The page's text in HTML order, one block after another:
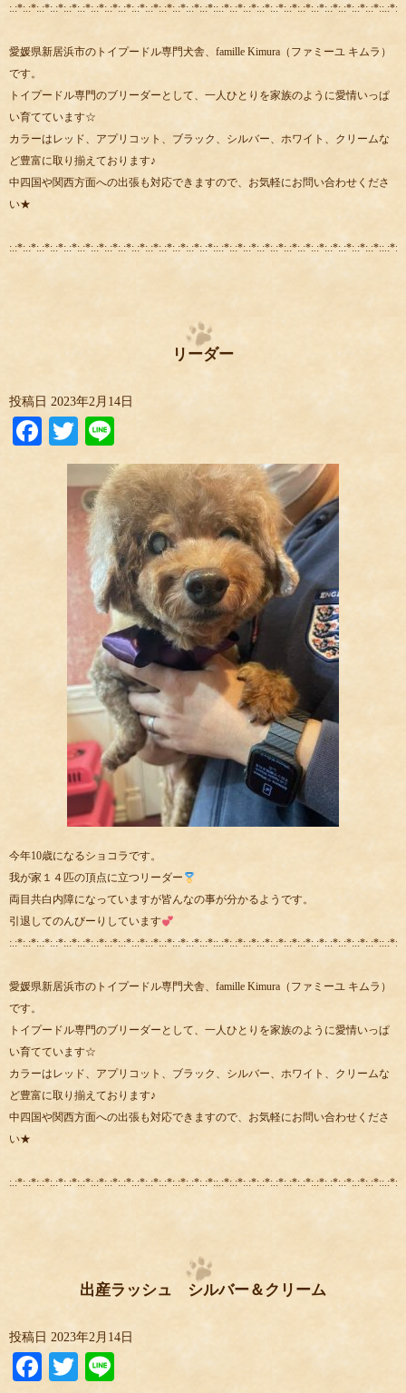
:.:*:.:*:.:*:.:*:.:*:.:*:.:*:.:*:.:*:.:*:.:*:.:*:.:*:.:*:.:*::.:*:.:*:.:*:.:*:.:*:.:*:.:*:.:*:.:*:.:*:.:*:.:*::.:*:.:
愛媛県新居浜市のトイプードル専門犬舎、famille Kimura（ファミーユ キムラ）
です。
トイプードル専門のブリーダーとして、一人ひとりを家族のように愛情いっぱ
い育てています☆
カラーはレッド、アプリコット、ブラック、シルバー、ホワイト、クリームな
ど豊富に取り揃えております♪
中四国や関西方面への出張も対応できますので、お気軽にお問い合わせくださ
い★
:.:*:.:*:.:*:.:*:.:*:.:*:.:*:.:*:.:*:.:*:.:*:.:*:.:*:.:*:.:*::.:*:.:*:.:*:.:*:.:*:.:*:.:*:.:*:.:*:.:*:.:*:.:*::.:*:.:
リーダー
投稿日 2023年2月14日
Facebook
Twitter
今年10歳になるショコラです。
我が家１４匹の頂点に立つリーダー
両目共白内障になっていますが皆んなの事が分かるようです。
引退してのんびーりしています
:.:*:.:*:.:*:.:*:.:*:.:*:.:*:.:*:.:*:.:*:.:*:.:*:.:*:.:*:.:*::.:*:.:*:.:*:.:*:.:*:.:*:.:*:.:*:.:*:.:*:.:*:.:*::.:*:.:
愛媛県新居浜市のトイプードル専門犬舎、famille Kimura（ファミーユ キムラ）
です。
トイプードル専門のブリーダーとして、一人ひとりを家族のように愛情いっぱ
い育てています☆
カラーはレッド、アプリコット、ブラック、シルバー、ホワイト、クリームな
ど豊富に取り揃えております♪
中四国や関西方面への出張も対応できますので、お気軽にお問い合わせくださ
い★
:.:*:.:*:.:*:.:*:.:*:.:*:.:*:.:*:.:*:.:*:.:*:.:*:.:*:.:*:.:*::.:*:.:*:.:*:.:*:.:*:.:*:.:*:.:*:.:*:.:*:.:*:.:*::.:*:.:
出産ラッシュ シルバー＆クリーム
投稿日 2023年2月14日
Facebook
Twitter